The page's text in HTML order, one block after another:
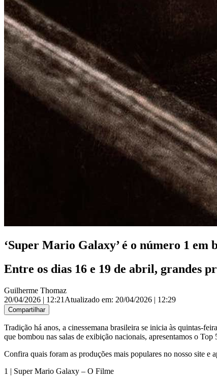
‘Super Mario Galaxy’ é o número 1
Entre os dias 16 e 19 de abril, grandes
Guilherme Thomaz
20/04/2026 | 12:21 Atualizado em: 20/04/2026 | 12:29
Compartilhar
Tradição há anos, a cinessemana brasileira se inicia às quintas-
que bombou nas salas de exibição nacionais, apresentamos o
Confira quais foram as produções mais populares no nosso site e
1 | Super Mario Galaxy – O Filme